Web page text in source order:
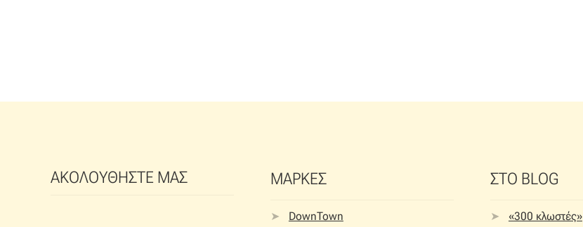
ΑΚΟΛΟΥΘΗΣΤΕ ΜΑΣ ΜΑΡΚΕΣ
DownTown
ΣΤΟ BLOG
«300 κλωστές»